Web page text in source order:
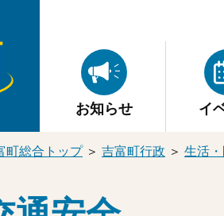
お知らせ イ
町総合トップ＞ 吉富町行政 ＞ 生活